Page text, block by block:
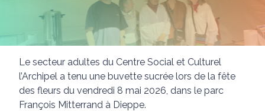
Le secteur adultes du Centre Social et Culturel
l’Archipel a tenu une buvette sucrée lors de la fête
des fleurs du vendredi 8 mai 2026, dans le parc
François Mitterrand à Dieppe.